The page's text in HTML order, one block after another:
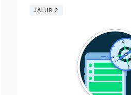
JALUR 2